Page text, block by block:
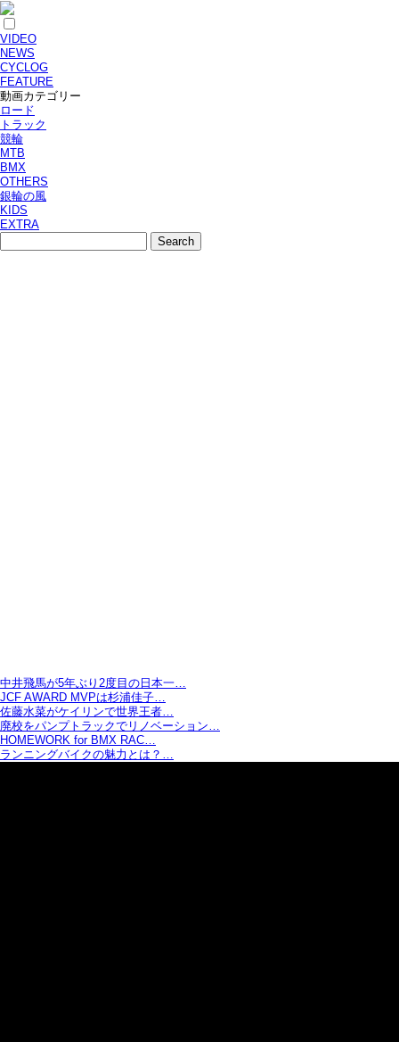
VIDEO
NEWS
CYCLOG
FEATURE
動画カテゴリー
ロード
トラック
競輪
MTB
BMX
OTHERS
銀輪の風
KIDS
EXTRA
中井飛馬が5年ぶり2度目の日本一…
JCF AWARD MVPは杉浦佳子…
佐藤水菜がケイリンで世界王者…
廃校をパンプトラックでリノベーション…
HOMEWORK for BMX RAC…
ランニングバイクの魅力とは？…